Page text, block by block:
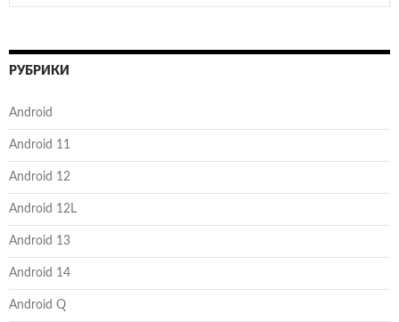
РУБРИКИ
Android
Android 11
Android 12
Android 12L
Android 13
Android 14
Android Q